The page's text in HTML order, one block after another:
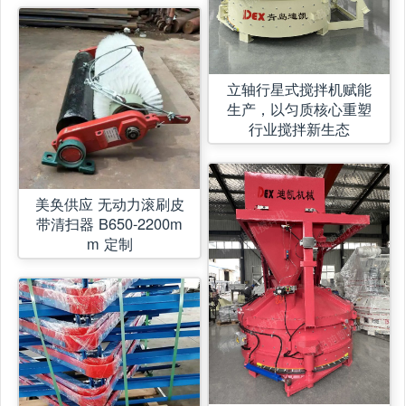
美奂供应 无动力滚刷皮
带清扫器 B650-2200m
m 定制
立轴行星式搅拌机赋能
生产，以匀质核心重塑
行业搅拌新生态